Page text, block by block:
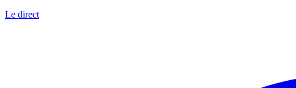
Le direct